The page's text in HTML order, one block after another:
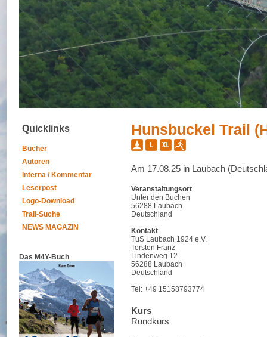
Quicklinks
Bücher
Autoren
Interna / Kommentar
Leserpost
Logo-Download
Trail-Suche
NEWS MAGAZIN
Das M4Y-Buch
Hunsbuckel Trail
Am 17.08.25 in Laubach
Veranstaltungsort
Unter den Buchen
56288 Laubach
Deutschland
Kontakt
TuS Laubach 1924 e.V.
Torsten Franz
Lindenweg 12
56288 Laubach
Deutschland
Tel: +49 15158793774
Kurs
Rundkurs